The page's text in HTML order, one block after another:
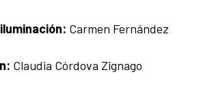
Carmen Fernández
Claudia Córdova Zignago